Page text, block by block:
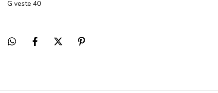
G veste 40